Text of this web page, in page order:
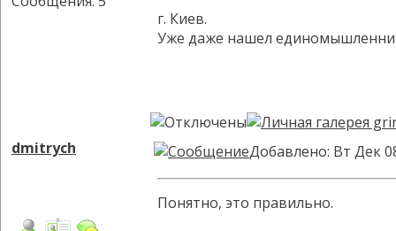
г. Киев.
Уже даже нашел
dmitrych Добавлено: Вт Дек
Понятно, это правильно.